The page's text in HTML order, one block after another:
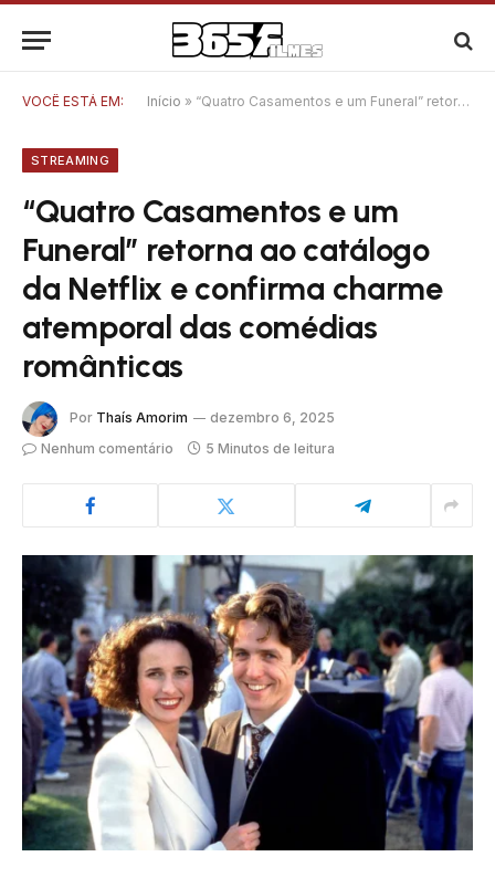
VOCÊ ESTÁ EM: Início » “Quatro Casamentos e um Funeral” retorna ao catálogo da Netflix e confirma charme atemporal das comédias românticas
STREAMING
“Quatro Casamentos e um
Funeral” retorna ao catálogo
da Netflix e confirma charme
atemporal das comédias
românticas
Por Thaís Amorim
dezembro 6, 2025
Nenhum comentário
5 Minutos de leitura